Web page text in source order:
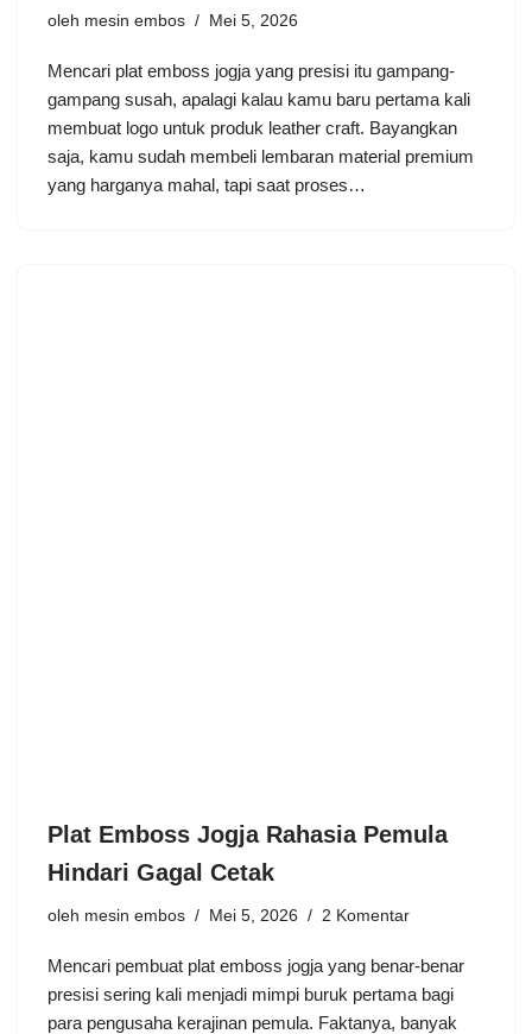
oleh mesin embos Mei 5, 2026
Mencari plat emboss jogja yang presisi itu gampang-
gampang susah, apalagi kalau kamu baru pertama kali
membuat logo untuk produk leather craft. Bayangkan
saja, kamu sudah membeli lembaran material premium
yang harganya mahal, tapi saat proses…
Plat Emboss Jogja Rahasia Pemula
Hindari Gagal Cetak
oleh mesin embos Mei 5, 2026 2 Komentar
Mencari pembuat plat emboss jogja yang benar-benar
presisi sering kali menjadi mimpi buruk pertama bagi
para pengusaha kerajinan pemula. Faktanya, banyak